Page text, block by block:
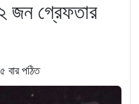
জন গ্রেফতার
বার পঠিত